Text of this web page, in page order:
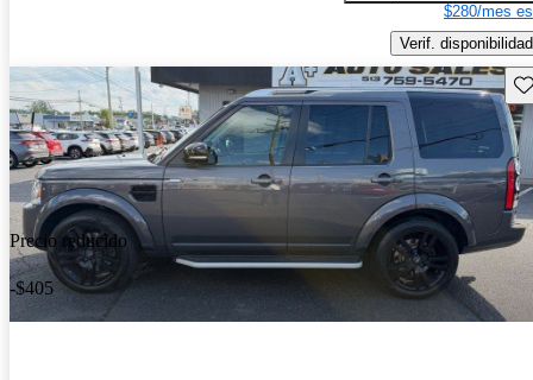
$280/mes
Verif. disponibilidad
Precio reducido
-$405